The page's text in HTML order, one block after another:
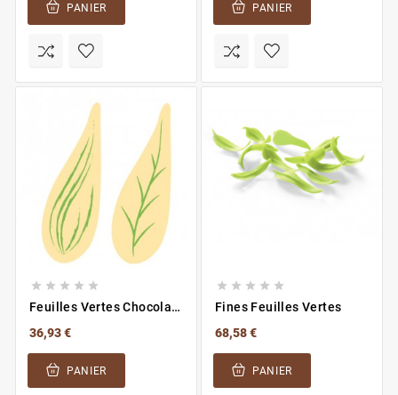
PANIER PANIER
    
Feuilles Vertes Chocolat
36,93 €
PANIER
    
Fines Feuilles Vertes
68,58 €
PANIER